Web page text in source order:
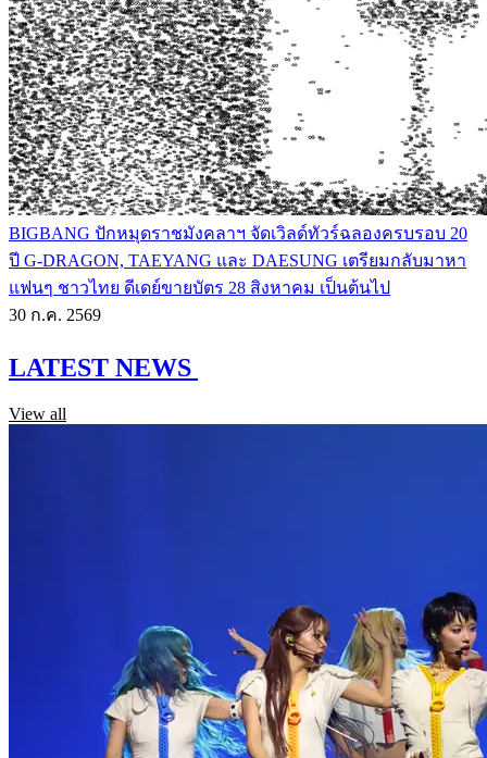
BIGBANG ปักหมุดราชมังคลาฯ จัดเวิลด์ทัวร์ฉลองครบรอบ 20
ปี G-DRAGON, TAEYANG และ DAESUNG เตรียมกลับมาหา
แฟนๆ ชาวไทย ดีเดย์ขายบัตร 28 สิงหาคม เป็นต้นไป
30 ก.ค. 2569
LATEST NEWS
View all